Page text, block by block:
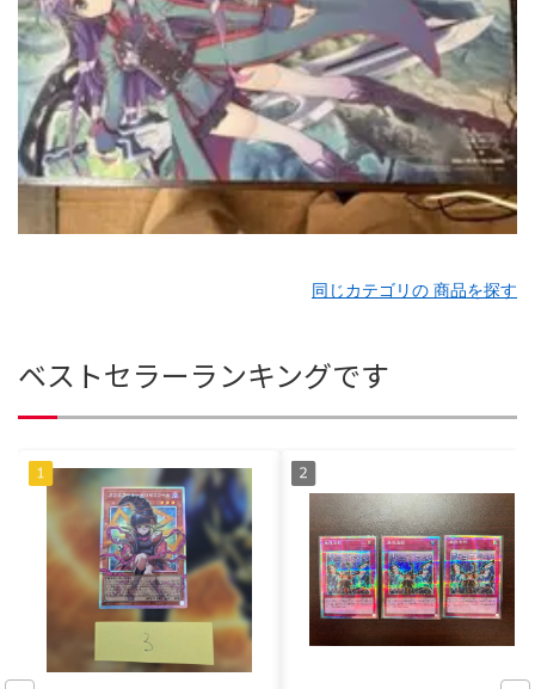
同じカテゴリの 商品を探す
ベストセラーランキングです